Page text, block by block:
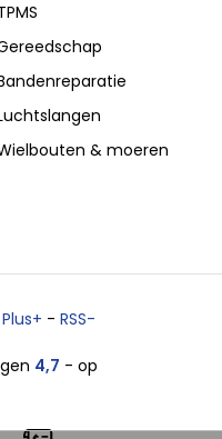
& moeren
Plus+ -RSS-
4,7 - op